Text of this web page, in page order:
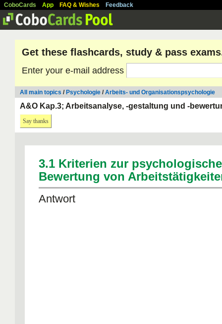
CoboCards App FAQ & Wishes Feedback
Get these flashcards, study & pass
Enter your e-mail address
All main topics / Psychologie /Arbeits- und Organisationspsychologie
A&O Kap.3; Arbeitsanalyse, -gestaltung und -
Say thanks
3.1 Kriterien zur
Bewertung von
Antwort